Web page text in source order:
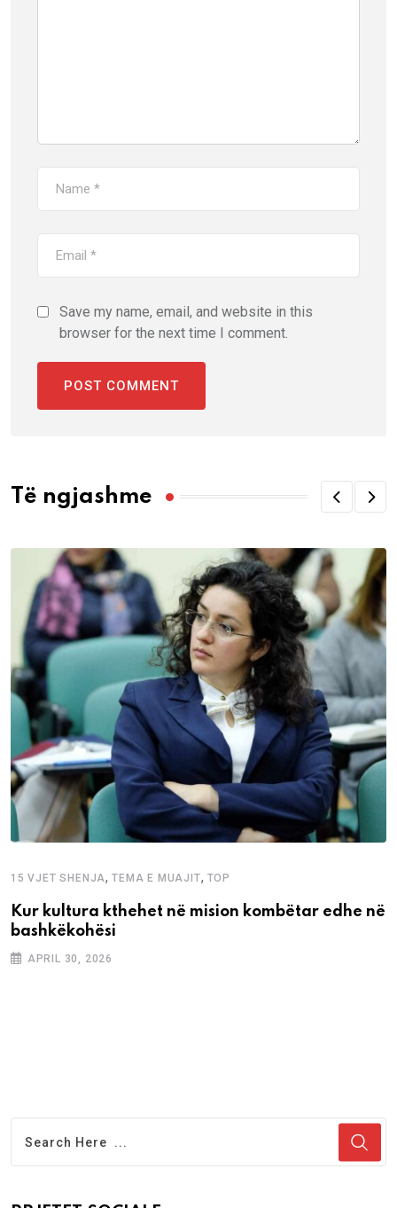
Save my name, email, and website in this
browser for the next time I comment.
Të ngjashme
15 VJET SHENJA,TEMA E MUAJIT, TOP
Kur kultura kthehet në mision kombëtar edhe në
bashkëkohësi
APRIL 30, 2026